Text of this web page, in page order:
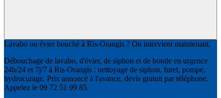
Lavabo ou évier bouché à Ris-Orangis ? On intervient maintenant.
Débouchage de lavabo, d'évier, de siphon et de bonde en urgence
24h/24 et 7j/7 à Ris-Orangis : nettoyage de siphon, furet, pompe,
hydrocurage. Prix annoncé à l'avance, devis gratuit par téléphone.
Appelez le 09 72 51 99 85.